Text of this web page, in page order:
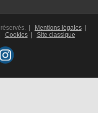
réservés. | Mentions légales|
Cookies| Site classique